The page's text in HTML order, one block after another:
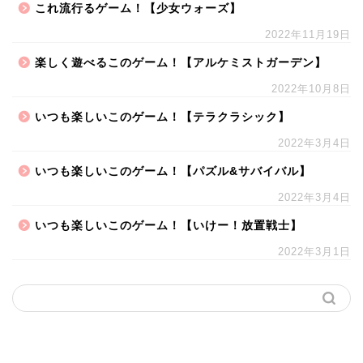
これ流行るゲーム！【少女ウォーズ】
2022年11月19日
楽しく遊べるこのゲーム！【アルケミストガーデン】
2022年10月8日
いつも楽しいこのゲーム！【テラクラシック】
2022年3月4日
いつも楽しいこのゲーム！【パズル&サバイバル】
2022年3月4日
いつも楽しいこのゲーム！【いけー！放置戦士】
2022年3月1日